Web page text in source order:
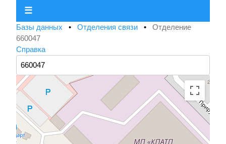
☰
Базы данных • Отделения связи • Отделение
660047
Справка